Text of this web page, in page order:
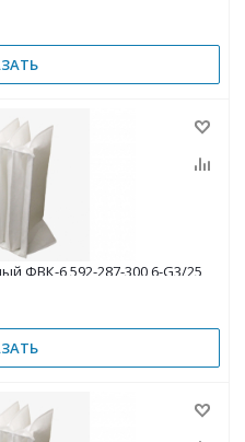
ФВК-6 592-287-300 6-G3/25